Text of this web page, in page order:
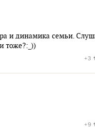
и динамика семьи.
тоже?:_))
+3
+9